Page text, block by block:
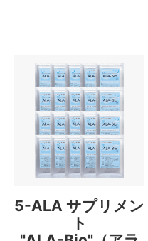
5-ALA サプリメン
ト